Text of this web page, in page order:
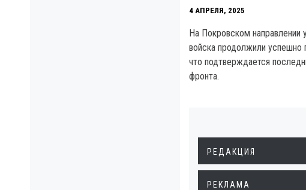
4 АПРЕЛЯ, 2025
На Покровском направлении
войска продолжили успешно
что подтверждается
фронта.
РЕДАКЦИЯ
РЕКЛАМА